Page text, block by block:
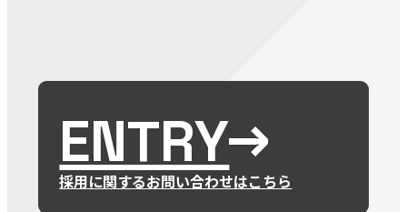
ENTRY
採用に関するお問い合わせはこちら